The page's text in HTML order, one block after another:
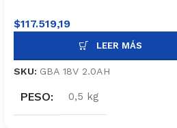
$117.519,19
LEER MÁS
SKU: GBA 18V 2.0AH
PESO 0,5 kg